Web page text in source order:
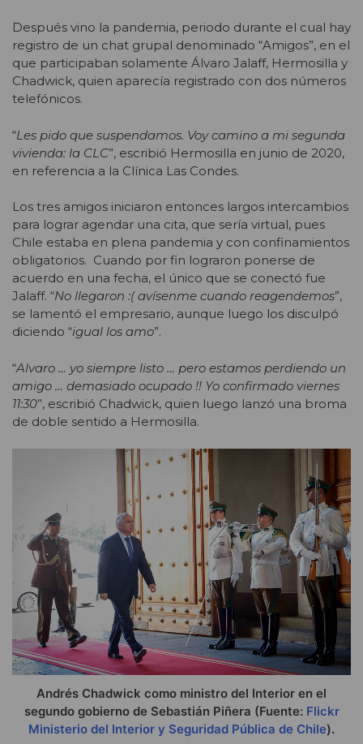
Después vino la pandemia, periodo durante el cual hay
registro de un chat grupal denominado “Amigos”, en el
que participaban solamente Álvaro Jalaff, Hermosilla y
Chadwick, quien aparecía registrado con dos números
telefónicos.
“Les pido que suspendamos. Voy camino a mi segunda
vivienda: la CLC”, escribió Hermosilla en junio de 2020,
en referencia a la Clínica Las Condes.
Los tres amigos iniciaron entonces largos intercambios
para lograr agendar una cita, que sería virtual, pues
Chile estaba en plena pandemia y con confinamientos
obligatorios. Cuando por fin lograron ponerse de
acuerdo en una fecha, el único que se conectó fue
Jalaff. “No llegaron :( avísenme cuando reagendemos”,
se lamentó el empresario, aunque luego los disculpó
diciendo “igual los amo”.
“Alvaro … yo siempre listo … pero estamos perdiendo un
amigo … demasiado ocupado !! Yo confirmado viernes
11:30”, escribió Chadwick, quien luego lanzó una broma
de doble sentido a Hermosilla.
Andrés Chadwick como ministro del Interior en el
segundo gobierno de Sebastián Piñera (Fuente: Flickr
Ministerio del Interior y Seguridad Pública de Chile).